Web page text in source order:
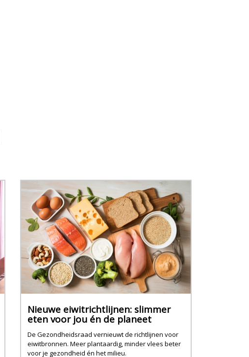
Nieuwe eiwitrichtlijnen: slimmer
eten voor jou én de planeet
De Gezondheidsraad vernieuwt de richtlijnen voor
eiwitbronnen. Meer plantaardig, minder vlees beter
voor je gezondheid én het milieu.